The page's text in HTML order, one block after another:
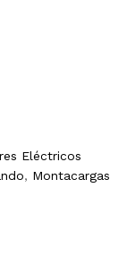
Eléctricos
, Montacargas